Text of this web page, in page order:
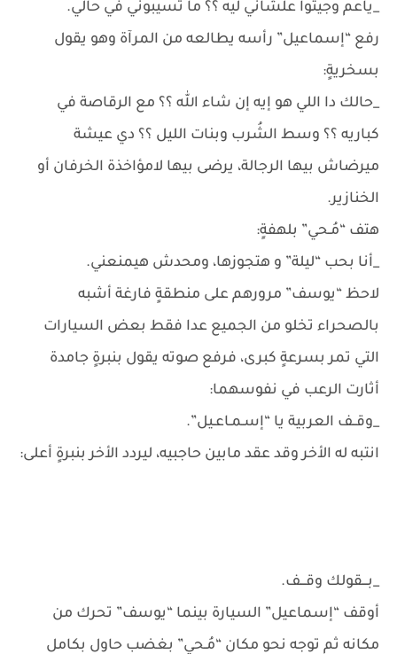
_ياعم وجيتوا علشاني ليه ؟؟ ما تسيبوني في حالي.
رفع “إسماعيل” رأسه يطالعه من المرآة وهو يقول
بسخريةٍ:
_حالك دا اللي هو إيه إن شاء الله ؟؟ مع الرقاصة في
كباريه ؟؟ وسط الشُرب وبنات الليل ؟؟ دي عيشة
ميرضاش بيها الرجالة، يرضى بيها لامؤاخذة الخرفان أو
الخنازير.
هتف “مُـحي” بلهفةٍ:
_أنا بحب “ليلة” و هتجوزها، ومحدش هيمنعني.
لاحظ “يوسف” مرورهم على منطقةٍ فارغة أشبه
بالصحراء تخلو من الجميع عدا فقط بعض السيارات
التي تمر بسرعةٍ كبرى، فرفع صوته يقول بنبرةٍ جامدة
أثارت الرعب في نفوسهما:
_وقــف العربية يا “إسـمـاعـيل”.
انتبه له الأخر وقد عقد مابين حاجبيه، ليردد الأخر بنبرةٍ أعلى:
_بـــقولك وقـــف.
أوقف “إسماعيل” السيارة بينما “يوسف” تحرك من
مكانه ثم توجه نحو مكان “مُـحي” بغضبٍ حاول بكامل